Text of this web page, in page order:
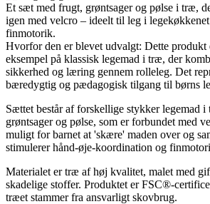
Et sæt med frugt, grøntsager og pølse i træ,
igen med velcro – ideelt til leg i
finmotorik.
Hvorfor den er blevet udvalgt: Dette produkt
eksempel på klassisk legemad i træ, der
sikkerhed og læring gennem rolleleg. Det
bæredygtig og pædagogisk tilgang til børns
Sættet består af forskellige stykker legemad
grøntsager og pølse, som er forbundet med
muligt for barnet at 'skære' maden over og
stimulerer hånd-øje-koordination og
Materialet er træ af høj kvalitet, malet med
skadelige stoffer. Produktet er FSC®-
træet stammer fra ansvarligt skovbrug.